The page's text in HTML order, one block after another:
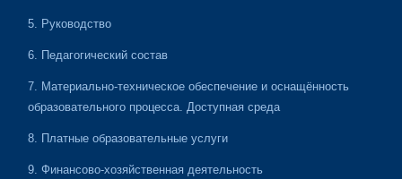
5. Руководство
6. Педагогический состав
7. Материально-техническое обеспечение и оснащённость
образовательного процесса. Доступная среда
8. Платные образовательные услуги
9. Финансово-хозяйственная деятельность